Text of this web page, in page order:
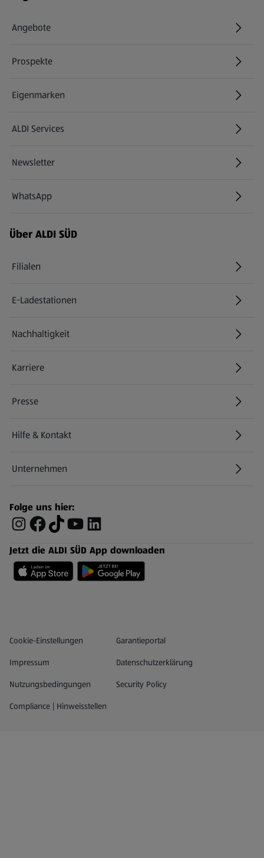
Angebote
Prospekte
Eigenmarken
ALDI Services
Newsletter
WhatsApp
Über ALDI SÜD
Filialen
E-Ladestationen
Nachhaltigkeit
Karriere
Presse
Hilfe & Kontakt
(öffnet in einem neuen Tab)
Unternehmen
Folge uns hier:
Jetzt die ALDI SÜD App downloaden
Datenschutz- und Richtlinienmenü
Cookie-Einstellungen Garantieportal
(öffnet in einem neuen Tab)
Impressum
Datenschutzerklärung
Nutzungsbedingungen
Security Policy
Compliance | Hinweisstellen